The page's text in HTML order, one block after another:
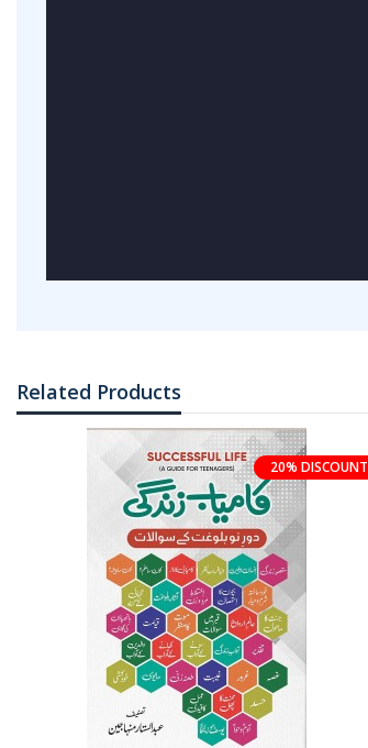
Related Products
20% DISCOUNT